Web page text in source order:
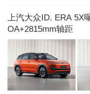
上汽大众ID. ERA 5X
OA+2815mm轴距